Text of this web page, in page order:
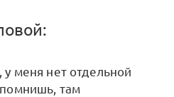
меня нет отдельной
там